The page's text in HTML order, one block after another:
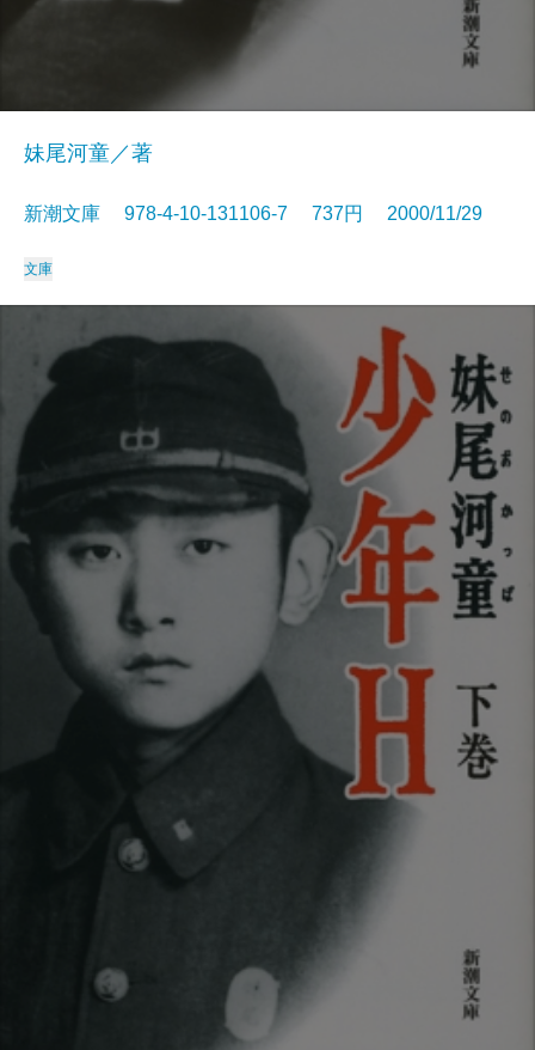
妹尾河童／著
新潮文庫 978-4-10-131106-7 737円 2000/11/29
文庫